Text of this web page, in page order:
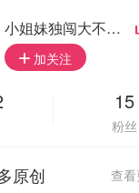
小姐妹独闯大不累颠
加关注
15
粉丝
原创
查看